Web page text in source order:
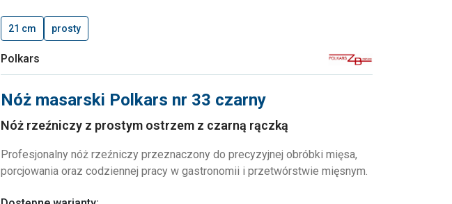
21 cm prosty
Polkars
Nóż masarski Polkars nr 33 czarny
Nóż rzeźniczy z prostym ostrzem z czarną rączką
Profesjonalny nóż rzeźniczy przeznaczony do precyzyjnej obróbki mięsa,
porcjowania oraz codziennej pracy w gastronomii i przetwórstwie mięsnym.